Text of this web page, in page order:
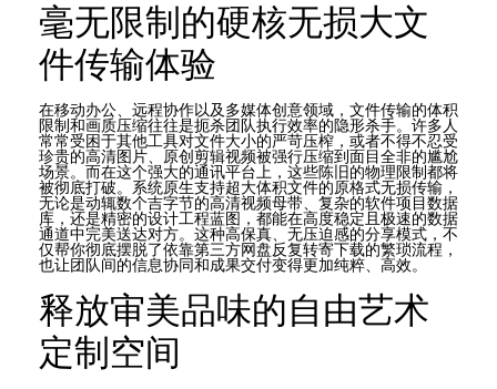
毫无限制的硬核无损大文
件传输体验
在移动办公、远程协作以及多媒体创意领域，文件传输的体积
限制和画质压缩往往是扼杀团队执行效率的隐形杀手。许多人
常常受困于其他工具对文件大小的严苛压榨，或者不得不忍受
珍贵的高清图片、原创剪辑视频被强行压缩到面目全非的尴尬
场景。而在这个强大的通讯平台上，这些陈旧的物理限制都将
被彻底打破。系统原生支持超大体积文件的原格式无损传输，
无论是动辄数个吉字节的高清视频母带、复杂的软件项目数据
库，还是精密的设计工程蓝图，都能在高度稳定且极速的数据
通道中完美送达对方。这种高保真、无压迫感的分享模式，不
仅帮你彻底摆脱了依靠第三方网盘反复转寄下载的繁琐流程，
也让团队间的信息协同和成果交付变得更加纯粹、高效。
释放审美品味的自由艺术
定制空间